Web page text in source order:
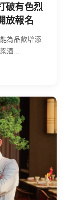
破有色烈
放報名
為品飲增添
酒...